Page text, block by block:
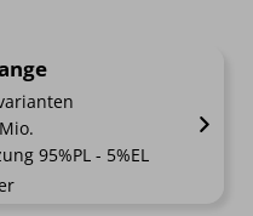
95%PL - 5%EL